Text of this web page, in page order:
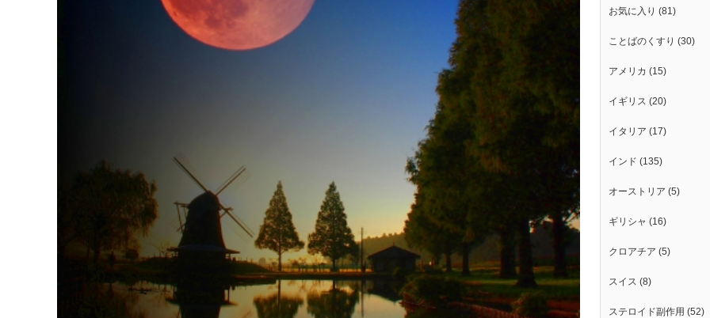
お気に入り (81)
ことばのくすり (30)
アメリカ (15)
イギリス (20)
イタリア (17)
インド (135)
オーストリア (5)
ギリシャ (16)
クロアチア (5)
スイス (8)
ステロイド副作用 (52)